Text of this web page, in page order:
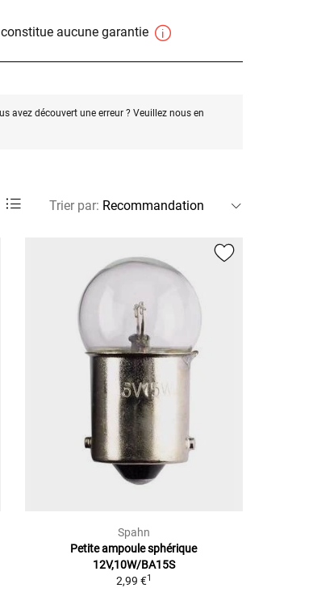
aucune garantie
avez découvert une erreur ? Veuillez nous en
Trier par:
Spahn
Petite ampoule sphérique
12V,10W/BA15S
2,99 €1